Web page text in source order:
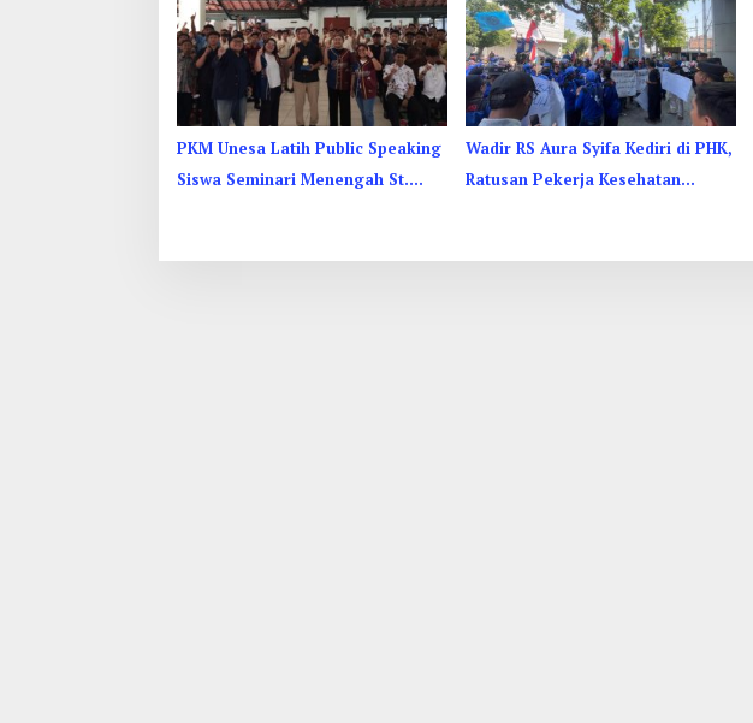
PKM Unesa Latih Public Speaking
Siswa Seminari Menengah St.
Wadir RS Aura Syifa Kediri di PHK,
Ratusan Pekerja Kesehatan